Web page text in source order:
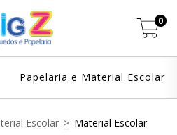
0
Papelaria e Material Escolar
Escolar > Material Escolar